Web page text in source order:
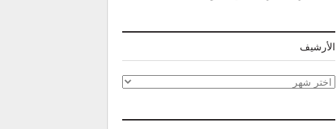
الأرشيف
الأرشيف